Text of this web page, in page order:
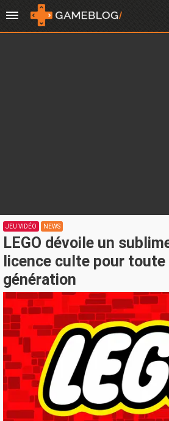
JEU VIDÉO NEWS
LEGO dévoile un
licence culte pour toute
génération